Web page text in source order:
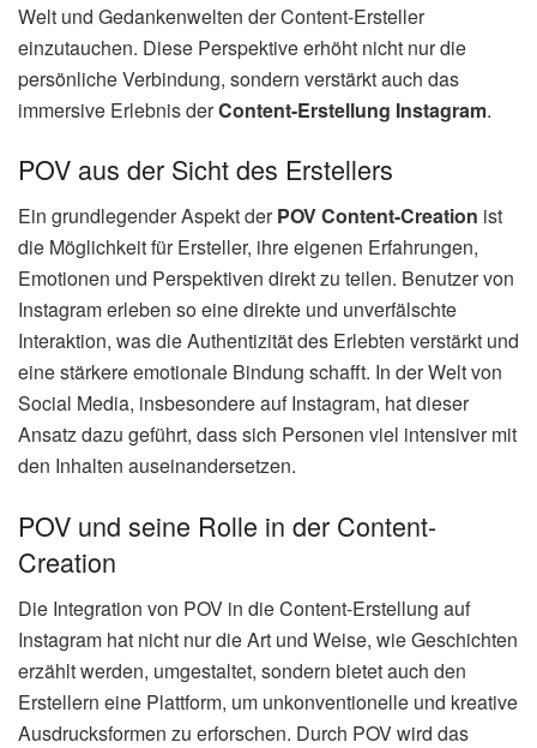
Welt und Gedankenwelten der Content-Ersteller
einzutauchen. Diese Perspektive erhöht nicht nur die
persönliche Verbindung, sondern verstärkt auch das
immersive Erlebnis derContent-Erstellung Instagram.
POV aus der Sicht des Erstellers
Ein grundlegender Aspekt derPOV Content-Creation ist
die Möglichkeit für Ersteller, ihre eigenen Erfahrungen,
Emotionen und Perspektiven direkt zu teilen. Benutzer von
Instagram erleben so eine direkte und unverfälschte
Interaktion, was die Authentizität des Erlebten verstärkt und
eine stärkere emotionale Bindung schafft. In der Welt von
Social Media, insbesondere auf Instagram, hat dieser
Ansatz dazu geführt, dass sich Personen viel intensiver mit
den Inhalten auseinandersetzen.
POV und seine Rolle in der Content-
Creation
Die Integration von POV in die Content-Erstellung auf
Instagram hat nicht nur die Art und Weise, wie Geschichten
erzählt werden, umgestaltet, sondern bietet auch den
Erstellern eine Plattform, um unkonventionelle und kreative
Ausdrucksformen zu erforschen. Durch POV wird das